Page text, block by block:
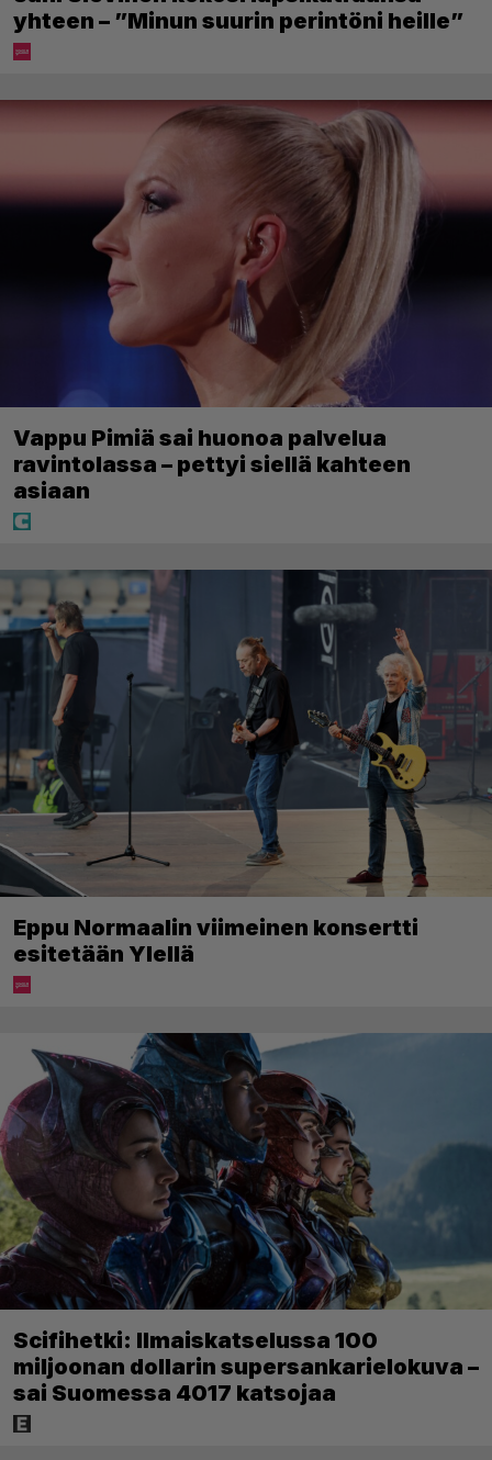
yhteen – ”Minun suurin perintöni heille”
Vappu Pimiä sai huonoa palvelua
ravintolassa – pettyi siellä kahteen
asiaan
Eppu Normaalin viimeinen konsertti
esitetään Ylellä
Scifihetki: Ilmaiskatselussa 100
miljoonan dollarin supersankarielokuva –
sai Suomessa 4017 katsojaa